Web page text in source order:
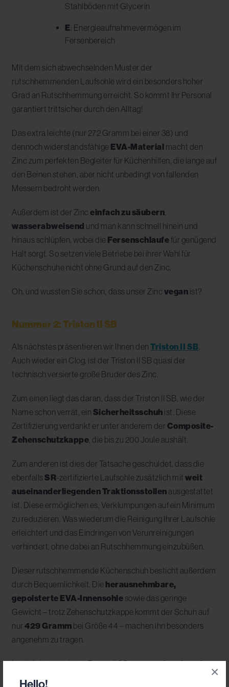
×
Hello!
Stahlböden mit Glycerin
E: Energieaufnahmevermögen im
Fersenbereich
Mit dem sich abwechselnden Muster der
rutschhemmenden Laufsohle wird ein besonders hoher
Grad an Rutschhemmung erreicht. So kommt Ihr Personal
garantiert trittsicher durch den Alltag!
Das extra leichte (nur 272 Gramm bei einer 38) und
dennoch widerstandsfähige EVA-Material macht den
Zinc zum perfekten Begleiter für Küchenhilfen, die lange auf
den Beinen stehen, aber nicht unbedingt von fallenden
Messern bedroht werden.
Außerdem ist der Zinc einfach zu säubern
wasserabweisend und man kann schnell hinein und
hinaus schlüpfen, wobei die Fersenschlaufefür genügend
Halt sorgt. So setzen viele Betriebe bei ihrer Wahl für
Küchenschuhe nicht ohne Grund auf den Zinc.
Oh, und wussten Sie schon, dass unser Zinc vegan ist?
Nummer 2: Triston II SB
Als nächstes präsentieren wir Ihnen den Triston II SB
Auch wieder ein Clog, ist der Triston II SB quasi der
technisch versierte große Bruder des Zinc.
Zum einen liegt das daran, dass der Triston II SB, wie der
Name schon verrät, ein Sicherheitsschuh ist. Diese
Zertifizierung verdankt er unter anderem derComposite-
Zehenschutzkappe , die bis zu 200 Joule aushält.
Zum anderen ist dies der Tatsache geschuldet, dass die
ebenfallsSR-zertifizierte Laufsohle zusätzlich mit weit
auseinanderliegenden Traktionsstollenausgestattet
ist. Diese ermöglichen es, Verklumpungen auf ein Minimum
zu reduzieren. Was wiederum die Reinigung Ihrer Laufsohle
erleichtert und das Eindringen von Verunreinigungen
verhindert, ohne dabei an Rutschhemmung einzubüßen.
Dieser rutschhemmende Küchenschuh besticht außerdem
durch Bequemlichkeit. Die herausnehmbare,
gepolsterte EVA-Innensohlesowie das geringe
Gewicht – trotz Zehenschutzkappe kommt der Schuh auf
nur429 Gramm bei Größe 44 – machen ihn besonders
angenehm zu tragen.
Natürlich ist auch der Triston II SBwasserabweisend,